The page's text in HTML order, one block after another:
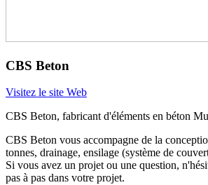
CBS Beton
Visitez le site Web
CBS Beton, fabricant d'éléments en béton
CBS Beton vous accompagne de la
tonnes, drainage, ensilage (système de
Si vous avez un projet ou une question,
pas à pas dans votre projet.